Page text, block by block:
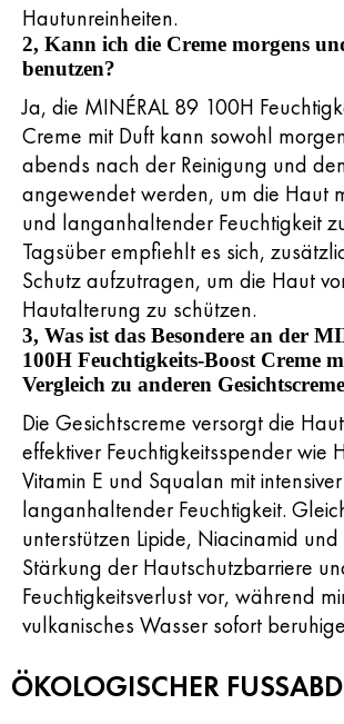
Hautunreinheiten.
2, Kann ich die Creme morgens
benutzen?
Ja, die MINÉRAL 89 100H
Creme mit Duft kann sowohl
abends nach der Reinigung und
angewendet werden, um die Haut
und langanhaltender Feuchtigkeit
Tagsüber empfiehlt es sich,
Schutz aufzutragen, um die Haut
Hautalterung zu schützen.
3, Was ist das Besondere an der
100H Feuchtigkeits-Boost Creme
Vergleich zu anderen
Die Gesichtscreme versorgt die
effektiver Feuchtigkeitsspender wie
Vitamin E und Squalan mit
langanhaltender Feuchtigkeit.
unterstützen Lipide, Niacinamid
Stärkung der Hautschutzbarriere
Feuchtigkeitsverlust vor, während
vulkanisches Wasser sofort
ÖKOLOGISCHER